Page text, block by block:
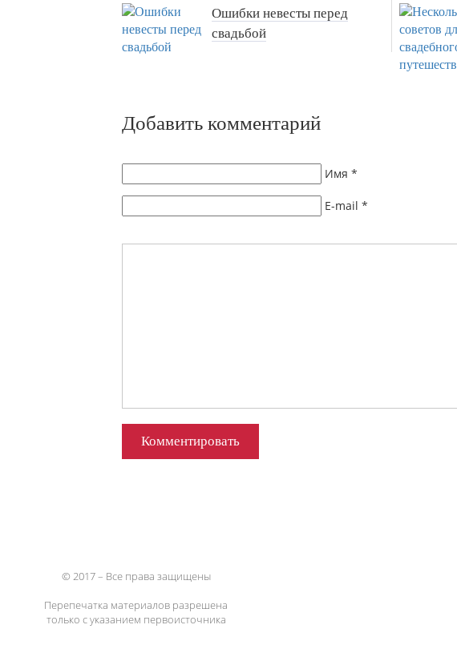
Ошибки невесты перед
свадьбой
Добавить комментарий
Имя *
E-mail *
© 2017 – Все права защищены
Перепечатка материалов разрешена
только с указанием первоисточника